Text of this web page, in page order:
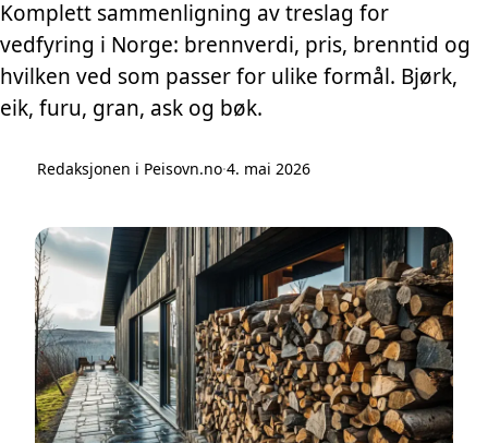
Komplett sammenligning av treslag for
vedfyring i Norge: brennverdi, pris, brenntid og
hvilken ved som passer for ulike formål. Bjørk,
eik, furu, gran, ask og bøk.
Redaksjonen i Peisovn.no·4. mai 2026